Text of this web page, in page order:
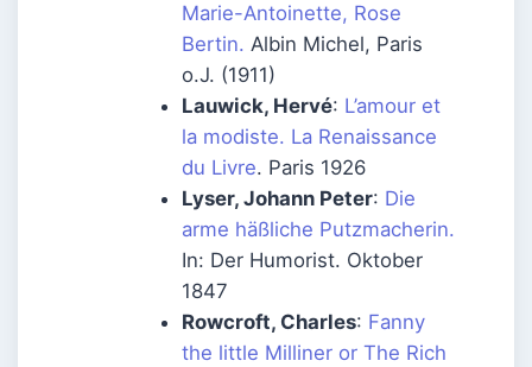
Marie-Antoinette, Rose
Bertin. Albin Michel, Paris
o.J. (1911)
Lauwick, Hervé: L’amour et
la modiste. La Renaissance
du Livre. Paris 1926
Lyser, Johann Peter: Die
arme häßliche Putzmacherin.
In: Der Humorist. Oktober
1847
Rowcroft, Charles: Fanny
the little Milliner or The Rich